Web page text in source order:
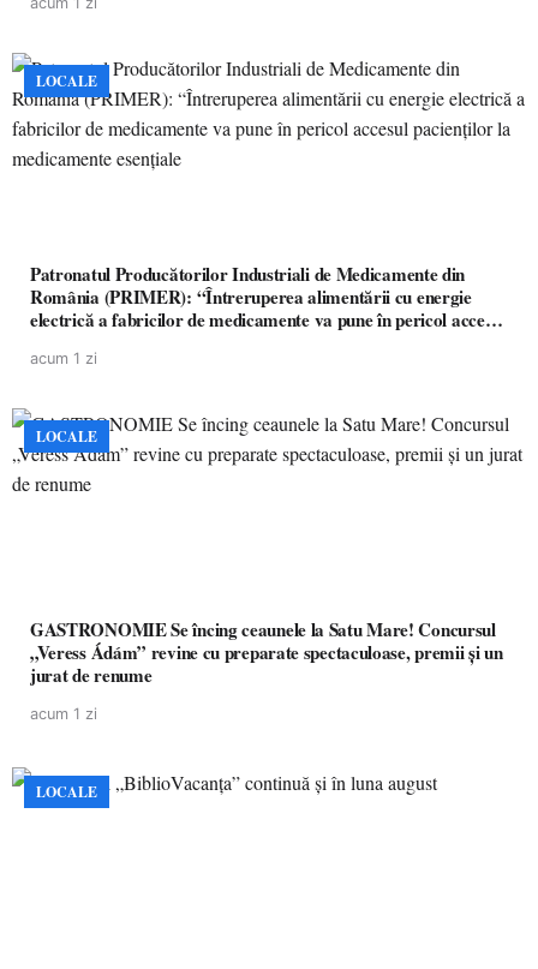
LOCALE
Patronatul Producătorilor Industriali de Medicamente din
România (PRIMER): “Întreruperea alimentării cu energie
electrică a fabricilor de medicamente va pune în pericol accesul
acum 1 zi
LOCALE
GASTRONOMIE Se încing ceaunele la Satu Mare! Concursul
„Veress Ádám” revine cu preparate spectaculoase, premii și un
jurat de renume
acum 1 zi
LOCALE